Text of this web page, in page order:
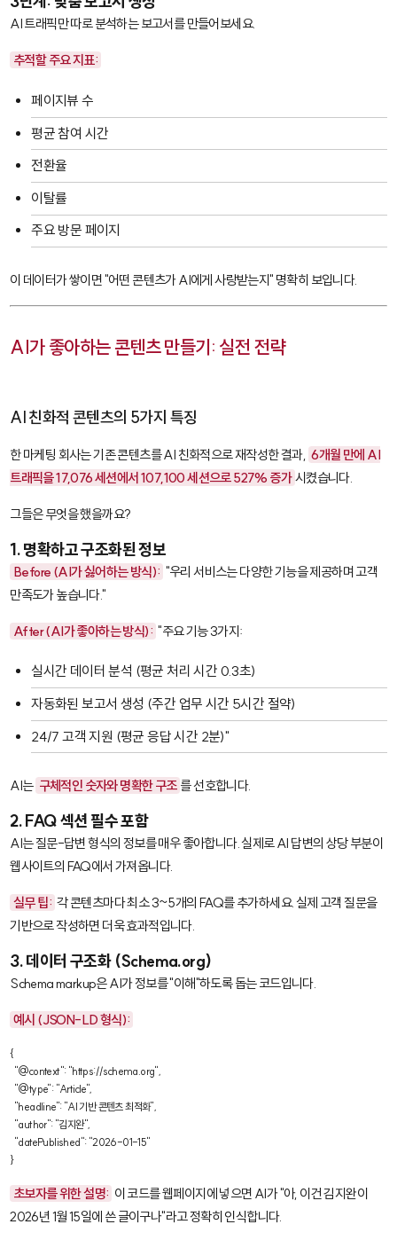
AI 트래픽만 따로 분석하는 보고서를 만들어보세요.
추적할 주요 지표:
페이지뷰 수
평균 참여 시간
전환율
이탈률
주요 방문 페이지
이 데이터가 쌓이면 "어떤 콘텐츠가 AI에게 사랑받는지" 명확히 보입니다.
AI가 좋아하는 콘텐츠 만들기: 실전 전략
AI 친화적 콘텐츠의 5가지 특징
한 마케팅 회사는 기존 콘텐츠를 AI 친화적으로 재작성한 결과, 6개월 만에 AI
트래픽을 17,076 세션에서 107,100 세션으로 527% 증가 시켰습니다.
그들은 무엇을 했을까요?
1. 명확하고 구조화된 정보
Before (AI가 싫어하는 방식): "우리 서비스는 다양한 기능을 제공하며 고객
만족도가 높습니다."
After (AI가 좋아하는 방식): "주요 기능 3가지:
실시간 데이터 분석 (평균 처리 시간 0.3초)
자동화된 보고서 생성 (주간 업무 시간 5시간 절약)
24/7 고객 지원 (평균 응답 시간 2분)"
AI는 구체적인 숫자와 명확한 구조 를 선호합니다.
2. FAQ 섹션 필수 포함
AI는 질문-답변 형식의 정보를 매우 좋아합니다. 실제로 AI 답변의 상당 부분이
웹사이트의 FAQ에서 가져옵니다.
실무 팁: 각 콘텐츠마다 최소 3~5개의 FAQ를 추가하세요. 실제 고객 질문을
기반으로 작성하면 더욱 효과적입니다.
3. 데이터 구조화 (Schema.org)
Schema markup은 AI가 정보를 "이해"하도록 돕는 코드입니다.
예시 (JSON-LD 형식):
{
  "@context": "https://schema.org",
  "@type": "Article",
  "headline": "AI 기반 콘텐츠 최적화",
  "author": "김지완",
  "datePublished": "2026-01-15"
}
초보자를 위한 설명: 이 코드를 웹페이지에 넣으면 AI가 "아, 이건 김지완이
2026년 1월 15일에 쓴 글이구나"라고 정확히 인식합니다.